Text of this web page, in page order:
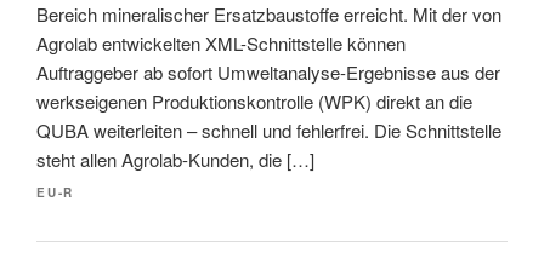
Bereich mineralischer Ersatzbaustoffe erreicht. Mit der von
Agrolab entwickelten XML-Schnittstelle können
Auftraggeber ab sofort Umweltanalyse-Ergebnisse aus der
werkseigenen Produktionskontrolle (WPK) direkt an die
QUBA weiterleiten – schnell und fehlerfrei. Die Schnittstelle
steht allen Agrolab-Kunden, die […]
EU-R